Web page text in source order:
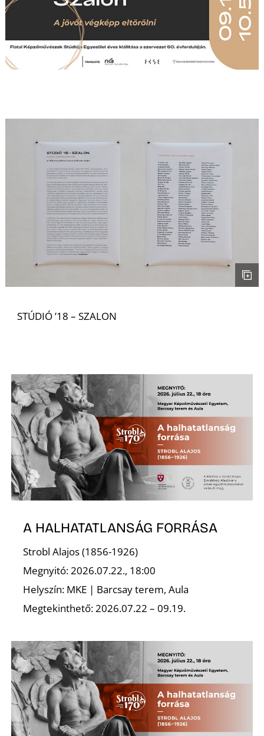
STÚDIÓ ’18 – SZALON
A HALHATATLANSÁG FORRÁSA
Strobl Alajos (1856-1926)
Megnyitó: 2026.07.22., 18:00
Helyszín: MKE | Barcsay terem, Aula
Megtekinthető: 2026.07.22 – 09.19.